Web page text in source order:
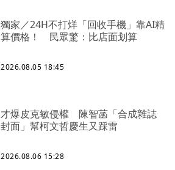
獨家／24H不打烊「回收手機」靠AI精
算價格！ 民眾驚：比店面划算
2026.08.05 18:45
才爆皮克敏侵權 陳智菡「合成雜誌
封面」幫柯文哲慶生又踩雷
2026.08.06 15:28